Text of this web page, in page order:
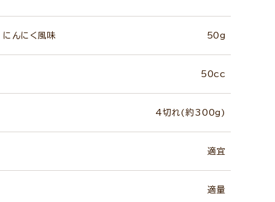
んにく風味 50g
50cc
4切れ(約300g)
適宜
適量